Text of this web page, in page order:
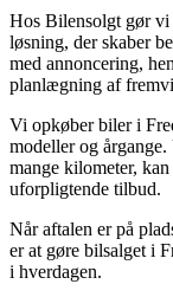
Hos Bilensolgt gør vi
løsning, der skaber
med annoncering,
planlægning af
Vi opkøber biler i
modeller og
mange kilometer,
uforpligtende tilbud.
Når aftalen er på
er at gøre bilsalget i
i hverdagen.